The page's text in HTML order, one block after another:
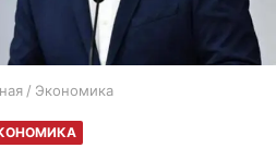
/ Экономика